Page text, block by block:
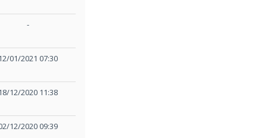
-
01/2021 07:30
12/2020 11:38
12/2020 09:39